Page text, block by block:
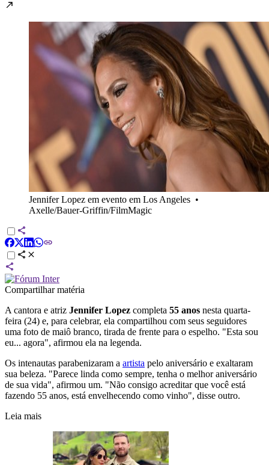
Jennifer Lopez em evento em Los Angeles •
Axelle/Bauer-Griffin/FilmMagic
Compartilhar matéria
A cantora e atriz Jennifer Lopez completa 55 anos nesta quarta-
feira (24) e, para celebrar, ela compartilhou com seus seguidores
uma foto de maiô branco, tirada de frente para o espelho. "Esta sou
eu... agora", afirmou ela na legenda.
Os intenautas parabenizaram a artista pelo aniversário e exaltaram
sua beleza. "Parece linda como sempre, tenha o melhor aniversário
de sua vida", afirmou um. "Não consigo acreditar que você está
fazendo 55 anos, está envelhecendo como vinho", disse outro.
Leia mais